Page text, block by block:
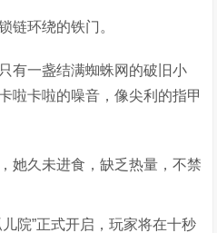
链环绕的铁门。
有一盏结满蜘蛛网的破旧小
啦卡啦的噪音，像尖利的指甲
她久未进食，缺乏热量，不禁
院”正式开启，玩家将在十秒